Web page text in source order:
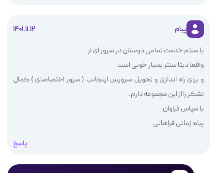
پیام 1401.11.12
با سلام خدمت تمامی دوستان در سرور ای ار
واقعا دیتا سنتر بسیار خوبی است
و برای راه اندازی و تحویل سرویس اینجانب ( سرور اختصاصای ) کمال
تشکر را از این مجموعه دارم.
با سپاس فراوان
پیام زمانی فراهانی
پاسخ